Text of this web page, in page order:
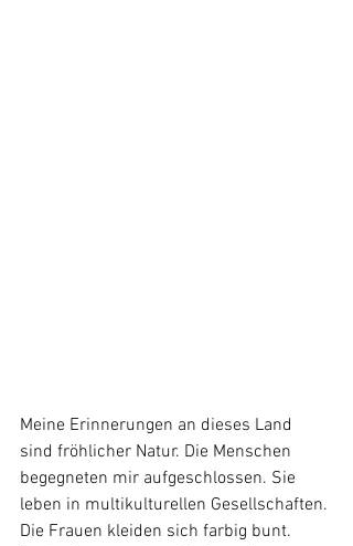
Meine Erinnerungen an dieses Land
sind fröhlicher Natur. Die Menschen
begegneten mir aufgeschlossen. Sie
leben in multikulturellen Gesellschaften.
Die Frauen kleiden sich farbig bunt.